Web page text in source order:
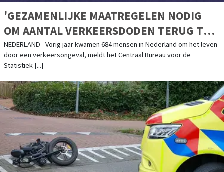
'GEZAMENLIJKE MAATREGELEN NODIG
OM AANTAL VERKEERSDODEN TERUG TE
DRINGEN'
NEDERLAND - Vorig jaar kwamen 684 mensen in Nederland om het leven
door een verkeersongeval, meldt het Centraal Bureau voor de
Statistiek [...]